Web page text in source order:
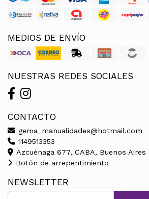
MEDIOS DE ENVÍO
NUESTRAS REDES SOCIALES
CONTACTO
gema_manualidades@hotmail.com
1149513353
Azcuénaga 677, CABA, Buenos Aires
Botón de arrepentimiento
NEWSLETTER